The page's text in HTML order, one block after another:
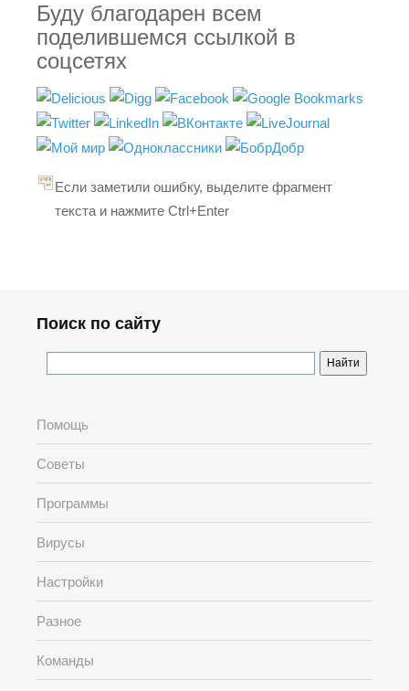
Буду благодарен всем
поделившемся ссылкой в
соцсетях
Если заметили ошибку, выделите фрагмент
текста и нажмите Ctrl+Enter
Поиск по сайту
Помощь
Советы
Программы
Вирусы
Настройки
Разное
Команды